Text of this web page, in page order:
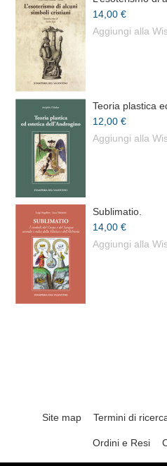
14,00 €
Aggiungi alla
Teoria plastica
12,00 €
Aggiungi alla
Sublimatio.
14,00 €
Aggiungi alla
Site map Termini di
Ordini e Resi